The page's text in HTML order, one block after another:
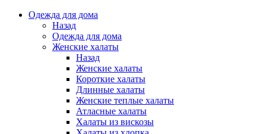
Одежда для дома
Назад
Одежда для дома
Женские халаты
Назад
Женские халаты
Короткие халаты
Длинные халаты
Женские теплые халаты
Атласные халаты
Халаты из вискозы